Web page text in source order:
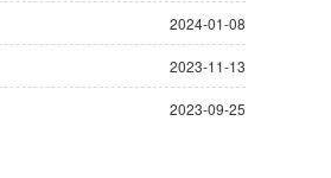
2024-01-08
2023-11-13
2023-09-25